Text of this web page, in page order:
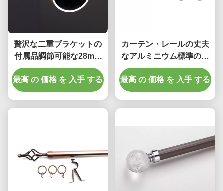
贅沢な二重ブラケットの
付属品調節可能な28mm
のアルミ合金のカーテ
ン・レール
最高 の 価格 を 入手 する
カーテン・レールの丈夫
なアルミニウム標準の装
飾的な窓カーテンの管
最高 の 価格 を 入手 する